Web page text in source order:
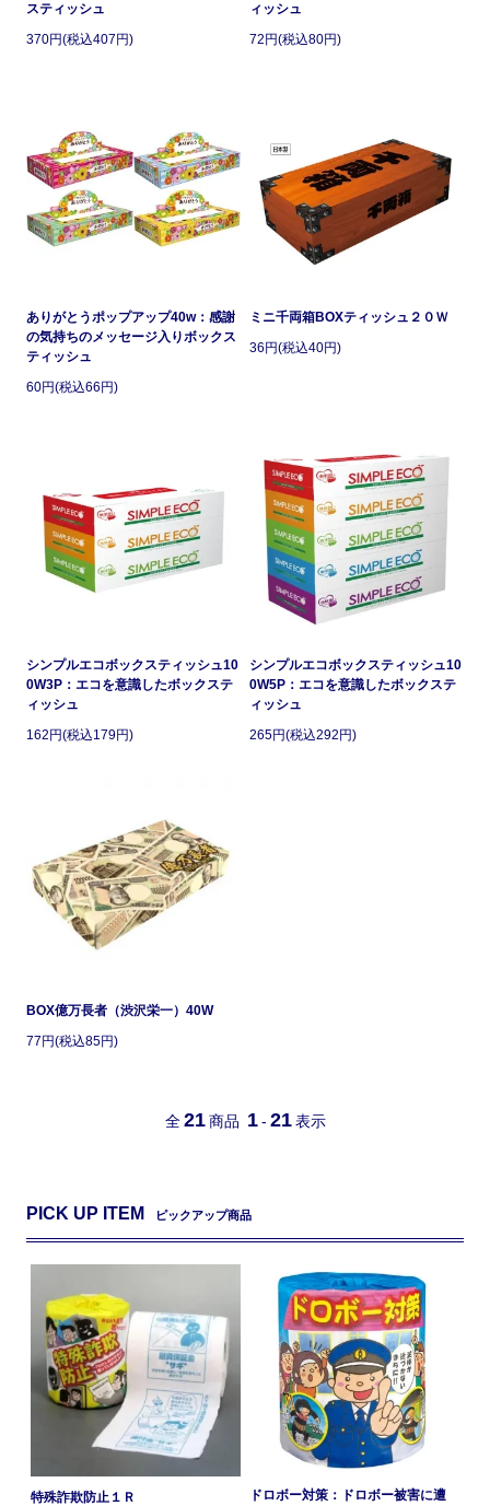
スティッシュ
370円(税込407円)
ィッシュ
72円(税込80円)
ありがとうポップアップ40w：感謝
の気持ちのメッセージ入りボックス
ティッシュ
60円(税込66円)
ミニ千両箱BOXティッシュ２０Ｗ
36円(税込40円)
シンプルエコボックスティッシュ10
0W3P：エコを意識したボックステ
ィッシュ
162円(税込179円)
シンプルエコボックスティッシュ10
0W5P：エコを意識したボックステ
ィッシュ
265円(税込292円)
BOX億万長者（渋沢栄一）40W
77円(税込85円)
全 21 商品 1 - 21 表示
PICK UP ITEM ピックアップ商品
特殊詐欺防止１Ｒ
ドロボー対策：ドロボー被害に遭